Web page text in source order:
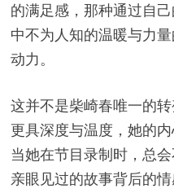
的满足感，那种通过自
中不为人知的温暖与力
动力。
这并不是柴崎春唯一的
更具深度与温度，她的
当她在节目录制时，总
亲眼见过的故事背后的